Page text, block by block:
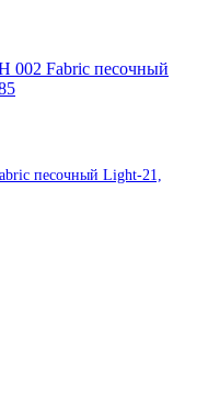
песочный Light-21,